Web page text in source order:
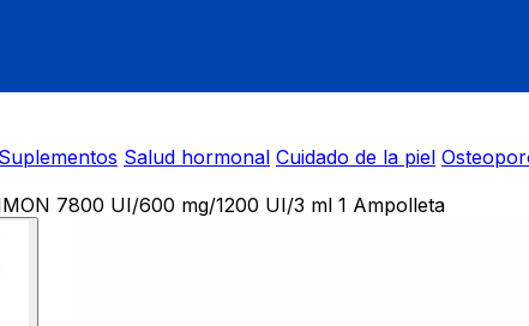
Suplementos Salud hormonal Cuidado de la piel
7800 UI/600 mg/1200 UI/3 ml 1 Ampolleta